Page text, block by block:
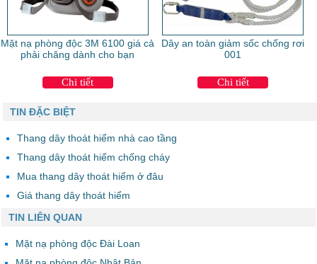
Mặt nạ phòng độc 3M 6100 giá cả
phải chăng dành cho bạn
Chi tiết
Dây an toàn giảm sốc chống rơi
001
Chi tiết
TIN ĐẶC BIỆT
Thang dây thoát hiểm nhà cao tầng
Thang dây thoát hiểm chống cháy
Mua thang dây thoát hiểm ở đâu
Giá thang dây thoát hiểm
TIN LIÊN QUAN
Mặt nạ phòng độc Đài Loan